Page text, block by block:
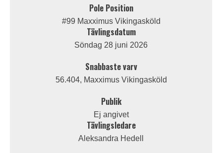
Pole Position
#99 Maxximus Vikingasköld
Tävlingsdatum
Söndag 28 juni 2026
Snabbaste varv
56.404, Maxximus Vikingasköld
Publik
Ej angivet
Tävlingsledare
Aleksandra Hedell